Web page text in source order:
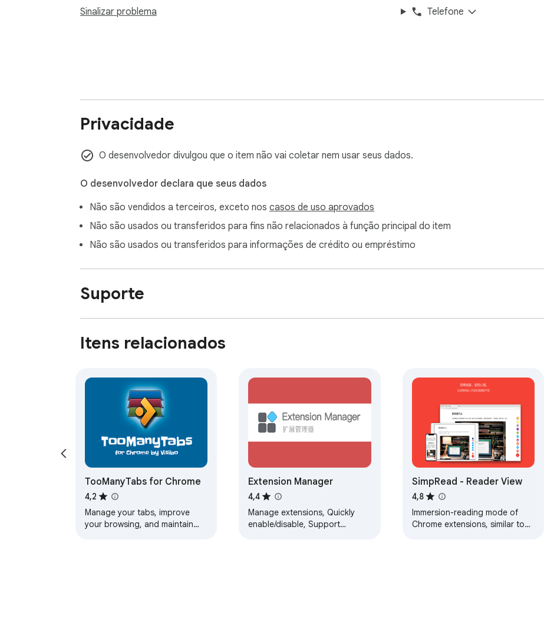
Sinalizar problema
Telefone
Privacidade
O desenvolvedor divulgou que o item não vai coletar nem usar seus dados.
O desenvolvedor declara que seus dados
Não são vendidos a terceiros, exceto nos casos de uso aprovados
Não são usados ou transferidos para fins não relacionados à função principal do item
Não são usados ou transferidos para informações de crédito ou empréstimo
Suporte
Itens relacionados
TooManyTabs for Chrome
4,2
Manage your tabs, improve
your browsing, and maintain
Extension Manager
4,4
Manage extensions, Quickly
enable/disable, Support
SimpRead - Reader View
4,8
Immersion-reading mode of
Chrome extensions, similar to